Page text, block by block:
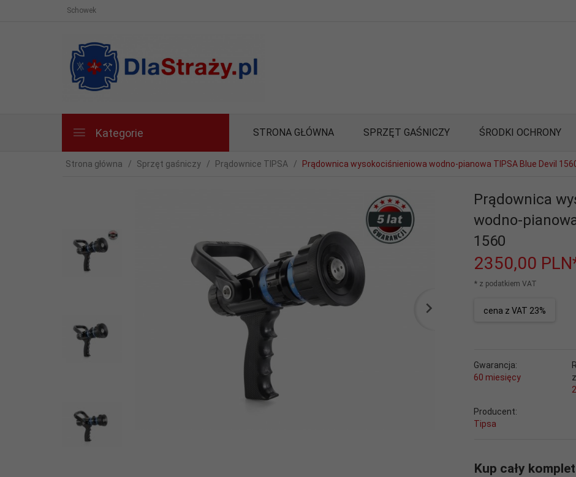
Schowek
Kategorie STRONA GŁÓWNA SPRZĘT GAŚNICZY ŚRODKI OCHRONY
Strona główna Sprzęt gaśniczy Prądownice TIPSA Prądownica wysokociśnieniowa wodno-pianowa TIPSA Blue Devil
Prądownica
wodno-
1560
2350,00
* z podatkiem VAT
cena z VAT 23%
Gwarancja:
60 miesięcy
Producent:
Tipsa
Kup cały